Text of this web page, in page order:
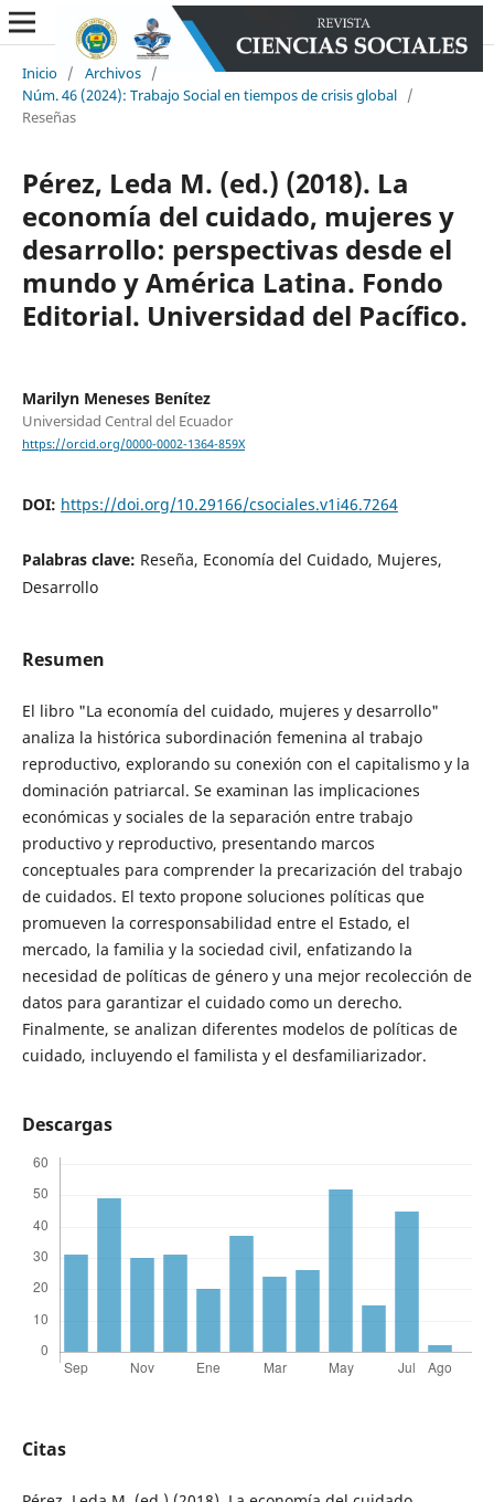
Inicio / Archivos /
Núm. 46 (2024): Trabajo Social en tiempos de crisis global /
Reseñas
Pérez, Leda M. (ed.) (2018). La
economía del cuidado, mujeres y
desarrollo: perspectivas desde el
mundo y América Latina. Fondo
Editorial. Universidad del Pacífico.
Marilyn Meneses Benítez
Universidad Central del Ecuador
https://orcid.org/0000-0002-1364-859X
DOI: https://doi.org/10.29166/csociales.v1i46.7264
Palabras clave: Reseña, Economía del Cuidado, Mujeres,
Desarrollo
Resumen
El libro "La economía del cuidado, mujeres y desarrollo"
analiza la histórica subordinación femenina al trabajo
reproductivo, explorando su conexión con el capitalismo y la
dominación patriarcal. Se examinan las implicaciones
económicas y sociales de la separación entre trabajo
productivo y reproductivo, presentando marcos
conceptuales para comprender la precarización del trabajo
de cuidados. El texto propone soluciones políticas que
promueven la corresponsabilidad entre el Estado, el
mercado, la familia y la sociedad civil, enfatizando la
necesidad de políticas de género y una mejor recolección de
datos para garantizar el cuidado como un derecho.
Finalmente, se analizan diferentes modelos de políticas de
cuidado, incluyendo el familista y el desfamiliarizador.
Descargas
Citas